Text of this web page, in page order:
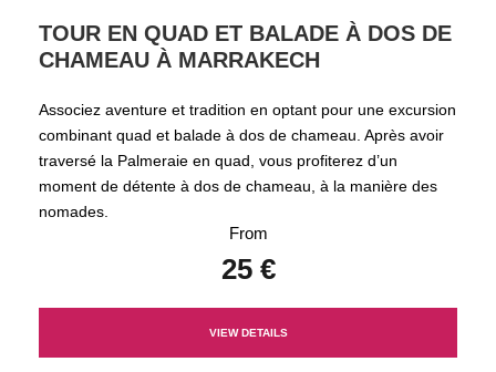
TOUR EN QUAD ET BALADE À DOS DE
CHAMEAU À MARRAKECH
Associez aventure et tradition en optant pour une excursion
combinant quad et balade à dos de chameau. Après avoir
traversé la Palmeraie en quad, vous profiterez d’un
moment de détente à dos de chameau, à la manière des
nomades.
From
25 €
VIEW DETAILS